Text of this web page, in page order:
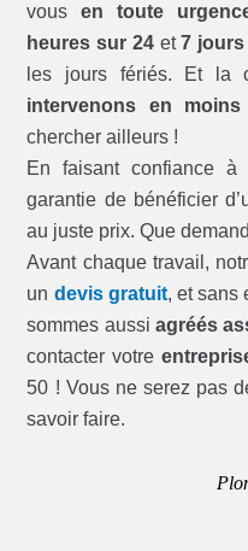
vousen toute
heures sur 24et7
les jours fériés. Et la
intervenons en
chercher ailleurs !
En faisant confiance
garantie de bénéficier
au juste prix. Que
Avant chaque travail,
un devis gratuit, et sans
sommes aussiagréés
contacter votre
50 ! Vous ne serez pas
savoir faire.